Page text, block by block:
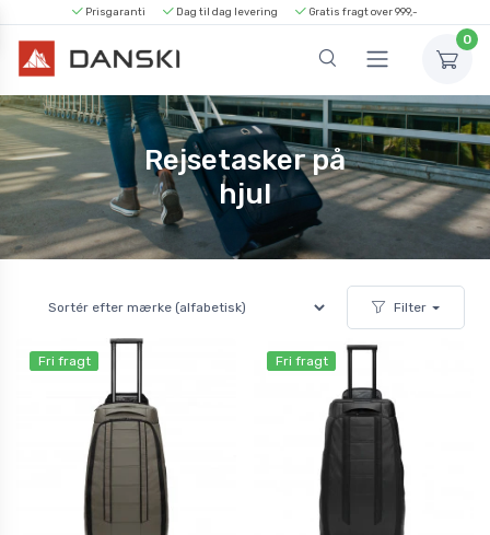
Prisgaranti Dag til dag levering Gratis fragt over 999,-
0
Rejsetasker på
hjul
Filter
Fri fragt Fri fragt